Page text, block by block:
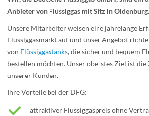
Anbieter von Flüssiggas mit Sitz in Oldenburg.
Unsere Mitarbeiter weisen eine jahrelange
Flüssiggasmarkt auf und unser Angebot
von Flüssiggastanks, die sicher und bequem
bestellen möchten. Unser oberstes Ziel ist
unserer Kunden.
Ihre Vorteile bei der DFG:
attraktiver Flüssiggaspreis ohne